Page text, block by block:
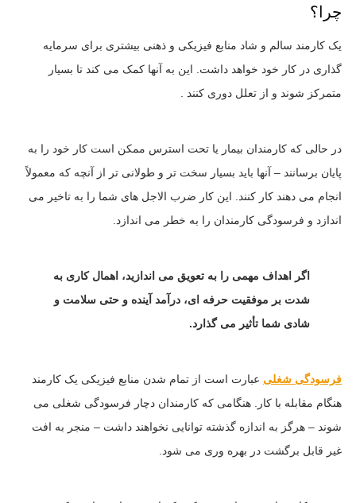
چرا؟
یک کارمند سالم و شاد منابع فیزیکی و ذهنی بیشتری برای سرمایه
گذاری در کار خود خواهد داشت. این به آنها کمک می کند تا بسیار
متمرکز شوند و از تعلل دوری کنند .
در حالی که کارمندان بیمار یا تحت استرس ممکن است کار خود را به
پایان برسانند – آنها باید بسیار سخت تر و طولانی تر از آنچه که معمولاً
انجام می دهند کار کنند. این کار ضرب الاجل های شما را به تاخیر می
اندازد و فرسودگی کارمندان را به خطر می اندازد.
اگر اهداف مهمی را به تعویق می اندازید، اهمال کاری به
شدت بر موفقیت حرفه ای، درآمد آینده و حتی سلامت و
شادی شما تأثیر می گذارد.
فرسودگی شغلی عبارت است از تمام شدن منابع فیزیکی یک کارمند
هنگام مقابله با کار. هنگامی که کارمندان دچار فرسودگی شغلی می
شوند – هرگز به اندازه گذشته توانایی نخواهند داشت – منجر به افت
غیر قابل برگشت در بهره وری می شود.